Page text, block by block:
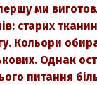
ми
старих
Кольори
Однак
питання